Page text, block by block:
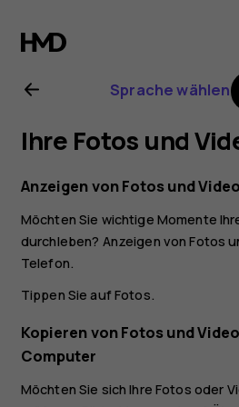
Nokia
8
Sirocco
Sprache wählen
Ihre Fotos und
Anzeigen von Fotos und
Möchten Sie wichtige Momente
durchleben? Anzeigen von Fotos
Telefon.
Tippen Sie aufFotos.
Kopieren von Fotos und
Computer
Möchten Sie sich Ihre Fotos oder